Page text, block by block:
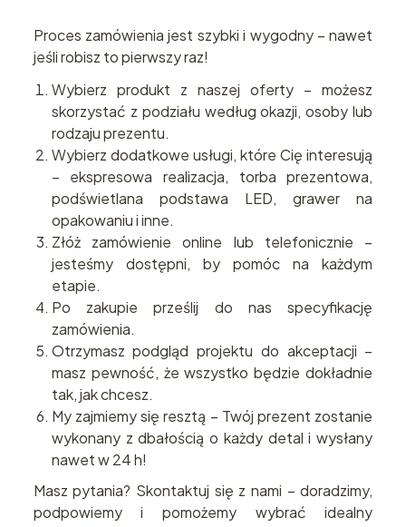
Proces zamówienia jest szybki i wygodny – nawet
jeśli robisz to pierwszy raz!
Wybierz produkt z naszej oferty – możesz
skorzystać z podziału według okazji, osoby lub
rodzaju prezentu.
Wybierz dodatkowe usługi, które Cię interesują
– ekspresowa realizacja, torba prezentowa,
podświetlana podstawa LED, grawer na
opakowaniu i inne.
Złóż zamówienie online lub telefonicznie –
jesteśmy dostępni, by pomóc na każdym
etapie.
Po zakupie prześlij do nas specyfikację
zamówienia.
Otrzymasz podgląd projektu do akceptacji –
masz pewność, że wszystko będzie dokładnie
tak, jak chcesz.
My zajmiemy się resztą – Twój prezent zostanie
wykonany z dbałością o każdy detal i wysłany
nawet w 24 h!
Masz pytania? Skontaktuj się z nami – doradzimy,
podpowiemy i pomożemy wybrać idealny